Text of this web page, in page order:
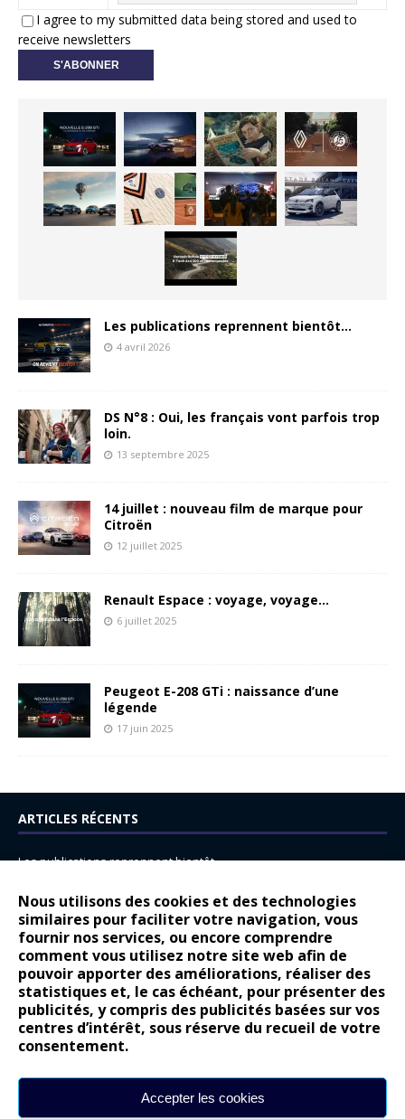
Nous utilisons des cookies et des technologies
similaires pour faciliter votre navigation, vous
fournir nos services, ou encore comprendre
comment vous utilisez notre site web afin de
pouvoir apporter des améliorations, réaliser des
statistiques et, le cas échéant, pour présenter des
publicités, y compris des publicités basées sur vos
centres d’intérêt, sous réserve du recueil de votre
consentement.
Accepter les cookies
I agree to my submitted data being stored and used to
receive newsletters
Les publications reprennent bientôt…
4 avril 2026
DS N°8 : Oui, les français vont parfois trop
loin.
13 septembre 2025
14 juillet : nouveau film de marque pour
Citroën
12 juillet 2025
Renault Espace : voyage, voyage…
6 juillet 2025
Peugeot E-208 GTi : naissance d’une
légende
17 juin 2025
ARTICLES RÉCENTS
Les publications reprennent bientôt…
14 juillet : nouveau film de marque pour Citroën
Renault Espace : voyage, voyage…
Peugeot E-208 GTi : naissance d’une légende
COMMENTAIRES RÉCENTS
Gilly
gyo